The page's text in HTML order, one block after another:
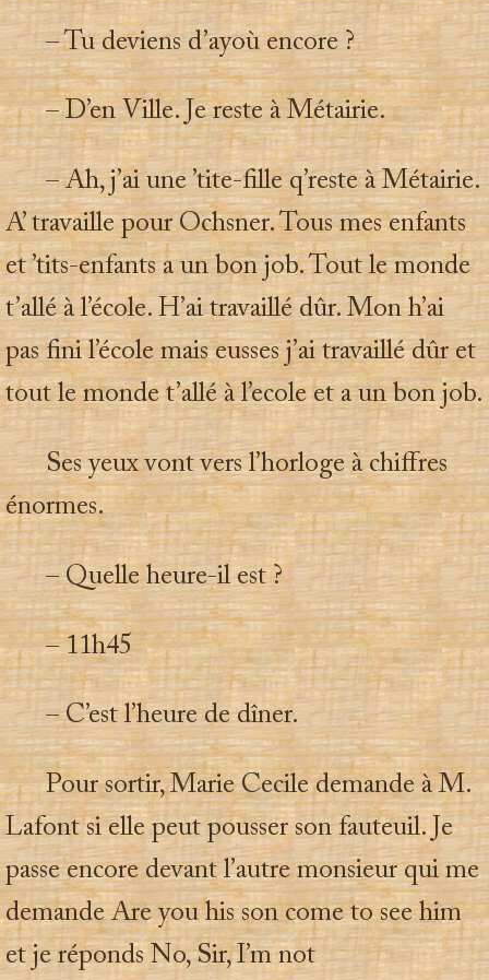
– Tu deviens d’ayoù encore ?
– D’en Ville. Je reste à Métairie.
– Ah, j’ai une ’tite-fille q’reste à Métairie.
A’ travaille pour Ochsner. Tous mes enfants
et ’tits-enfants a un bon job. Tout le monde
t’allé à l’école. H’ai travaillé dûr. Mon h’ai
pas fini l’école mais eusses j’ai travaillé dûr et
tout le monde t’allé à l’ecole et a un bon job.
Ses yeux vont vers l’horloge à chiffres
énormes.
– Quelle heure-il est ?
– 11h45
– C’est l’heure de dîner.
Pour sortir, Marie Cecile demande à M.
Lafont si elle peut pousser son fauteuil. Je
passe encore devant l’autre monsieur qui me
demande Are you his son come to see him
et je réponds No, Sir, I’m not